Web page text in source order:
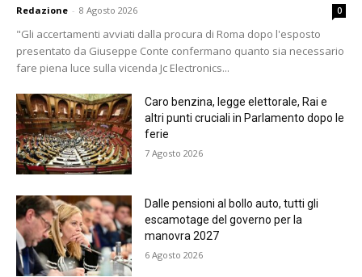
Redazione - 8 Agosto 2026 0
"Gli accertamenti avviati dalla procura di Roma dopo l'esposto
presentato da Giuseppe Conte confermano quanto sia necessario
fare piena luce sulla vicenda Jc Electronics...
Caro benzina, legge elettorale, Rai e
altri punti cruciali in Parlamento dopo le
ferie
7 Agosto 2026
Dalle pensioni al bollo auto, tutti gli
escamotage del governo per la
manovra 2027
6 Agosto 2026